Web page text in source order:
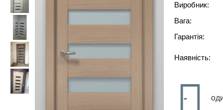
Виробник:
Вага:
Гарантія:
Наявність: